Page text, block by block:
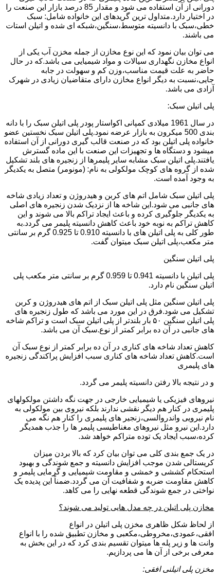
دورانی از آن استفاده می شود و مقدار 85 درصد بازار این صنعت را
در اختیار دارد.متداول ترین گریدهای این خانواده شامل: سبک
خطی،سبک با دانسیته متوسط،سنگین،شبکه ای شده و اتیلن استات
می باشند.
می توان بیان نمود که این نوع مخازن از جمله مخزن آب یکی از
انواع مخازن نگهداری سیالات و مواد شیمیایی می باشد.که در حال
حاضر به علت قیمت مناسب،وزن کم و سهولت در جابه
جایی،نسبت به دیگر انواع مخازن دارای متقاضیان زیادی در شهرک
آزادی می باشد.
پلی اتیلن سبک:
در سال 1961 میلادی کمپانی اکواستار پودر پلی اتیلن سبک را با دانه
بندی 500 میکرون به بازار عرضه نمود.پلی اتیلن سبک نخستین عضو
خانواده پلی اتیلن بود که در صنعت قالب گیری دورانی از آن استفاده
میشود و دستگاه ها و تجهیزات این صنعت با این ماده گسترش
یافتند.پلی اتیلن سبک مشابه سایر پلیمرها از زنجیره های بلند تشکیل
شده از گروه های کوچک مولکولی به نام: (مونومر) متصل به یکدیگر
به وجود آمده است.
پلی اتیلن سبک شامل اتم های کربن و هیدروژن و تعداد زیادی شاخه
های جانبی می شود.این شاخه ها از نزدیک شدن زنجیره های اصلی
به یکدیگر جلوگیری کرده و باعث ایجاد تراکم بالا می شوند و این
کاهش تراکم به نوبه خود باعث کاهش دانسیته پلیمر می گردد.به
طور کلی به پلی اتیلن های با دانسیته 0.910 تا 0.925 گرم بر سانتی
متر مکعب،پلی اتیلن سبک میتوان گفت.
پلی اتیلن سنگین
پلی اتیلن با دانسیته 0.941 تا 0.959 گرم بر سانتی متر مکعب پلی
اتیلن سنگین نام دارد.
پلی اتیلن سنگین مثل پلی اتیلن سبک از اتم های هیدروژن و کربن
تشکیل می شود.فرق در این مورد می باشد که طول زنجیره های
پلی اتیلن سنگین ۵۰ بار بلندتر از پلی اتیلن سبک است و تراکم شاخه
های جانبی در آن ده برابر کمتر از نوع.سبک آن می باشد.
کاهش تعداد شاخه های کناری در آن ده برابر کمتر از نوع سبک آن
است.کاهش تعداد شاخه های کناری سبب افزایش پراکندگی زنجیره
های پلیمری
و در نتیجه بالا رفتن دانسیته پلیمر می گردد.
نیروهای فیزیکی یا شیمیایی خارجی در جهت نگه داشتن مولکولهای
پلیمری در کنار هم دیگر نقشی ندارند بلکه نیروی بین مولکولی به
نام نیرویی واندروالسی،زنجیر های پلیمری را کنار هم نگه می
دارد.این نیرو مثل نیروهای مغناطیسی پلیمر ها را جذب همدیگر
کرده،سبب ایجاد یک توده متراکم خواهد شد.
در یک جمع بندی کلی می توان بیان کرد که بالا بردن میزان
کریستالی شدن موجب افزایش دانسیته و جمع شوندگی و بهبود
استحکام کششی و خمشی و مقاومت شیمیایی و گرمایی پلیمر و
کاهش مقاومت ضربه و شفافیت آن می گردد.ضمناً این پدیده یک
نواختی در جمع شوندگی قطعه نهایی را می کاهد.
مخازن پلی اتیلن در چه مدل هایی تولید می شوند؟
از لحاظ شکل ظاهری مخزن پلی اتیلن در انواع
افقی،عمودی،مخروطی،مکعبی و مخازن تطبیق شده را با انواع
وانت ها و زیر پله ها میتوان تقسیم بندی کرد که در این بخش به
معرفی برخی از آن ها می پردازیم.
مخزن پلی اتیلنی افقی: